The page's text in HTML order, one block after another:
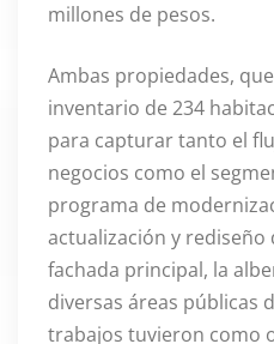
millones de pesos.
Ambas propiedades,
inventario de 234
para capturar tanto el
negocios como el
programa de
actualización y rediseño
fachada principal, la
diversas áreas públicas
trabajos tuvieron como